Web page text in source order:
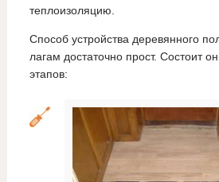
теплоизоляцию.
Способ устройства деревянного
лагам достаточно прост. Состоит
этапов: